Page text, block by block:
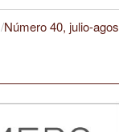
/Número 40, julio-